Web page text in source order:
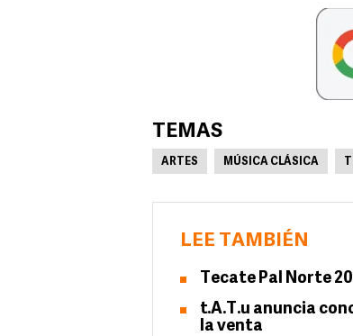
TEMAS
ARTES MÚSICA CLÁSICA
LEE TAMBIÉN
Tecate Pal Norte
t.A.T.u anuncia
la venta